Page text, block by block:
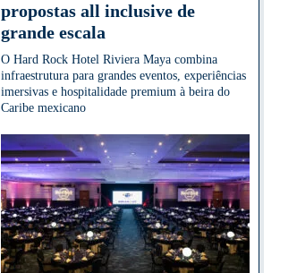
propostas all inclusive de
grande escala
O Hard Rock Hotel Riviera Maya combina
infraestrutura para grandes eventos, experiências
imersivas e hospitalidade premium à beira do
Caribe mexicano